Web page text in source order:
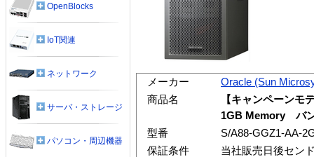
メーカー
Oracle (Sun
商品名
【キャンペーン
1GB Memory バ
型番
S/A88-GGZ1-AA-
保証条件
当社販売日後セン
OpenBlocks
IoT関連
ネットワーク
サーバ・ストレージ
パソコン・周辺機器